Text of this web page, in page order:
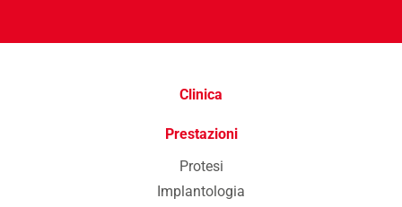
Clinica
Prestazioni
Protesi
Implantologia